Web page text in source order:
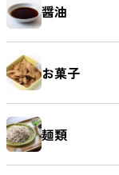
醤油
お菓子
麺類